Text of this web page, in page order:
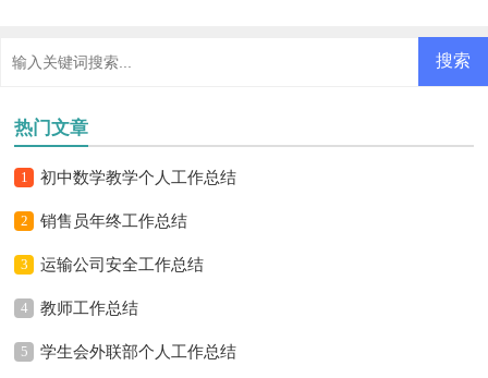
热门文章
1 初中数学教学个人工作总结
2 销售员年终工作总结
3 运输公司安全工作总结
4 教师工作总结
5 学生会外联部个人工作总结